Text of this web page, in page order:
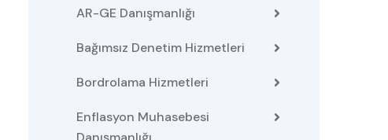
AR-GE Danışmanlığı
Bağımsız Denetim Hizmetleri
Bordrolama Hizmetleri
Enflasyon Muhasebesi